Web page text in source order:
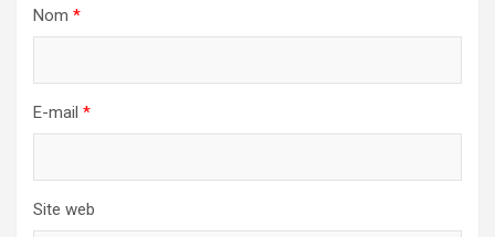
Nom *
E-mail *
Site web